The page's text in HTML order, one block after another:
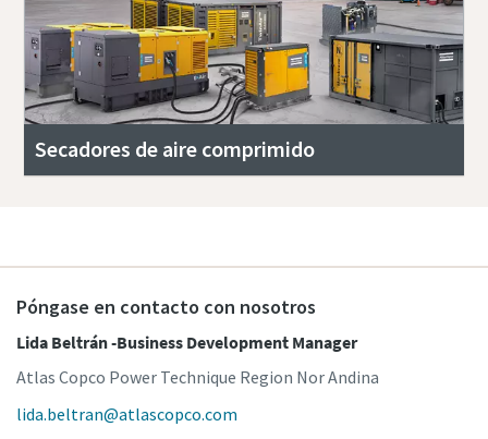
Secadores de aire comprimido
Póngase en contacto con nosotros
Lida Beltrán -Business Development Manager
Atlas Copco Power Technique Region Nor Andina
lida.beltran@atlascopco.com